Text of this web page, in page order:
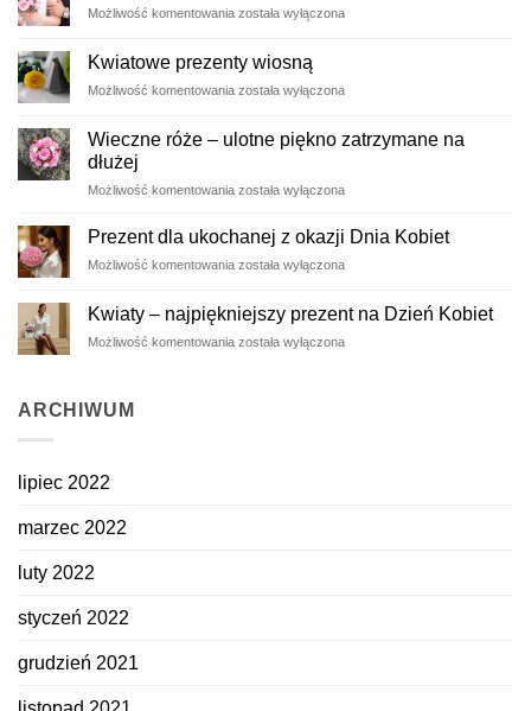
Możliwość komentowania Kwiaty
została wyłączona
Kwiatowe prezenty wiosną
Możliwość komentowania Kwiatowe
została wyłączona
Wieczne róże – ulotne piękno zatrzymane na
dłużej
Możliwość komentowania Wieczne
ulotne
piękno
na
została wyłączona
Prezent dla ukochanej z okazji Dnia Kobiet
Możliwość komentowania Prezent
ukochanej
z
okazji
została wyłączona
Kwiaty – najpiękniejszy prezent na Dzień Kobiet
Możliwość komentowania Kwiaty
została wyłączona
ARCHIWUM
lipiec 2022
marzec 2022
luty 2022
styczeń 2022
grudzień 2021